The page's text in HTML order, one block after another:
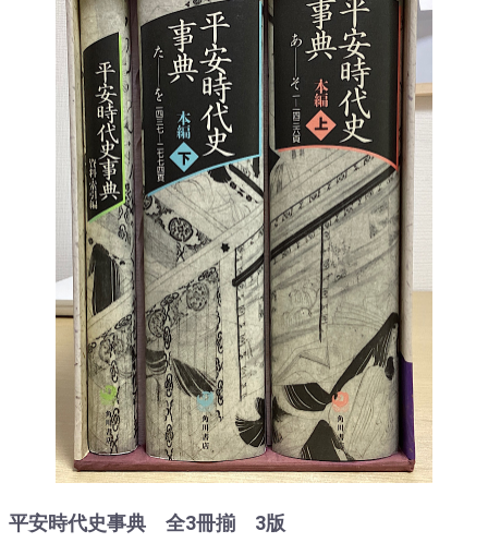
平安時代史事典 全3冊揃 3版